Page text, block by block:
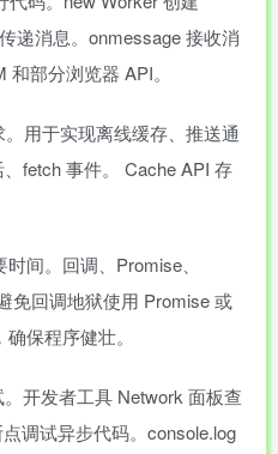
递消息。onmessage 接收消
部分浏览器 API。
用于实现离线缓存、推送通
fetch 事件。 Cache API 存
间。回调、Promise、
免回调地狱使用 Promise 或
保程序健壮。
开发者工具 Network 面板查
调试异步代码。console.log